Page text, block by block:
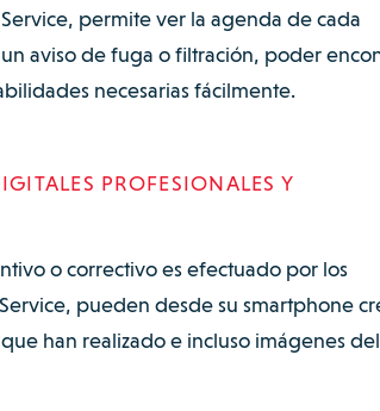
permite ver la agenda de cada
aviso de fuga o filtración, poder
necesarias fácilmente.
PROFESIONALES Y
o correctivo es efectuado por los
pueden desde su smartphone
han realizado e incluso imágenes del